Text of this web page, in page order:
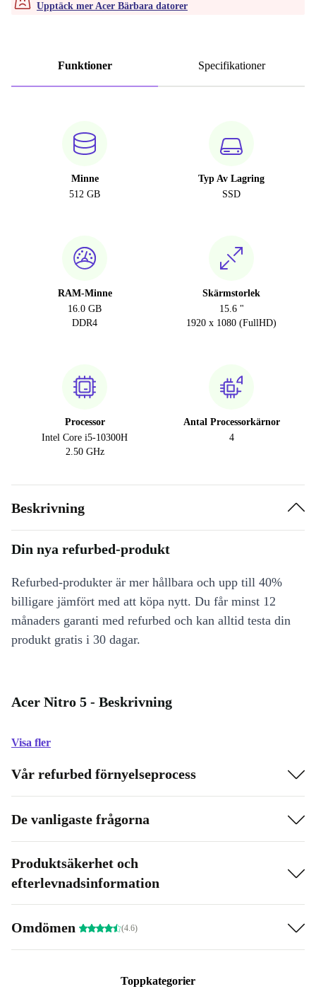
Upptäck mer Acer Bärbara datorer
Funktioner Specifikationer
Minne
512 GB
Typ Av Lagring
SSD
RAM-Minne
16.0 GB
DDR4
Skärmstorlek
15.6 "
1920 x 1080 (FullHD)
Processor
Intel Core i5-10300H
2.50 GHz
Antal Processorkärnor
4
Beskrivning
Din nya refurbed-produkt
Refurbed-produkter är mer hållbara och upp till 40%
billigare jämfört med att köpa nytt. Du får minst 12
månaders garanti med refurbed och kan alltid testa din
produkt gratis i 30 dagar.
Acer Nitro 5 - Beskrivning
Visa fler
Vår refurbed förnyelseprocess
De vanligaste frågorna
Produktsäkerhet och
efterlevnadsinformation
Omdömen (4.6)
Toppkategorier